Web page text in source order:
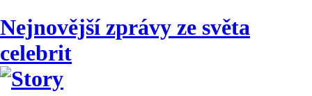
Nejnovější zprávy ze světa
celebrit